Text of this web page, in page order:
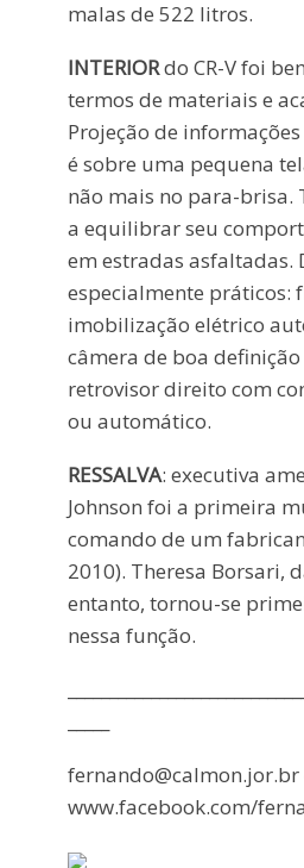
malas de 522 litros.
INTERIORdo CR-V foi
termos de materiais e
Projeção de informações
é sobre uma pequena
não mais no para-brisa.
a equilibrar seu
em estradas asfaltadas.
especialmente práticos:
imobilização elétrico
câmera de boa
retrovisor direito com
ou automático.
RESSALVA: executiva
Johnson foi a primeira
comando de um
2010). Theresa Borsari,
entanto, tornou-se
nessa função.
fernando@calmon.jor.br
www.facebook.com/